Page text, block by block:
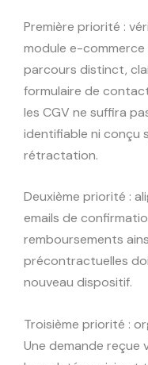
Première priorité :
module e-
parcours distinct,
formulaire de
les CGV ne suffira
identifiable ni conçu
rétractation.
Deuxième priorité :
emails de
remboursements
précontractuelles
nouveau dispositif.
Troisième priorité :
Une demande reçue